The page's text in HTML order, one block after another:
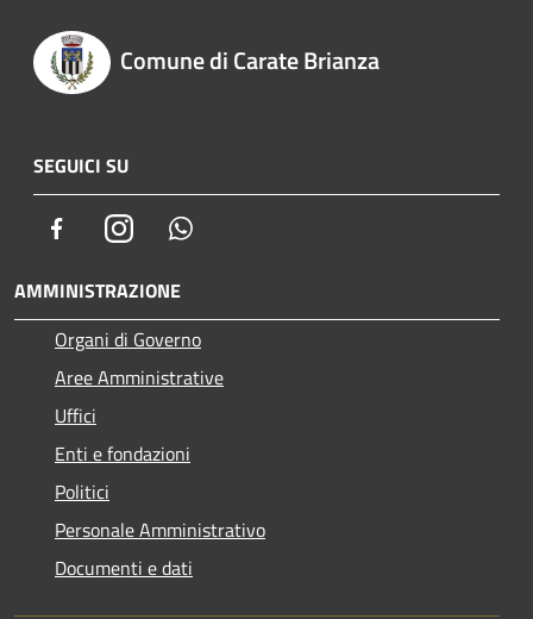
Comune di Carate Brianza
SEGUICI SU
FacebookInstagram
AMMINISTRAZIONE
Organi di Governo
Aree Amministrative
Uffici
Enti e fondazioni
Politici
Personale Amministrativo
Documenti e dati